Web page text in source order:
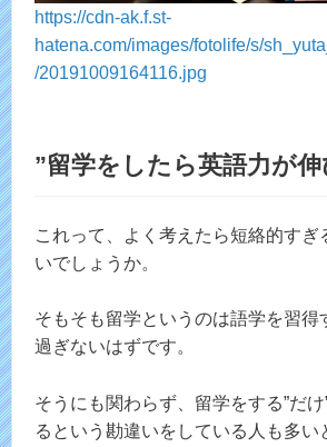
https://cdn-ak.f.st-
hatena.com/images/fotolife/s/
/20191009164116.jpg
”留学をしたら英語力が伸
これって、よく考えたら短絡的すぎ
いでしょうか。
そもそも留学というのは語学を習得
過ぎないはずです。
そうにも関わらず、留学をする”だ
るという勘違いをしている人も多い